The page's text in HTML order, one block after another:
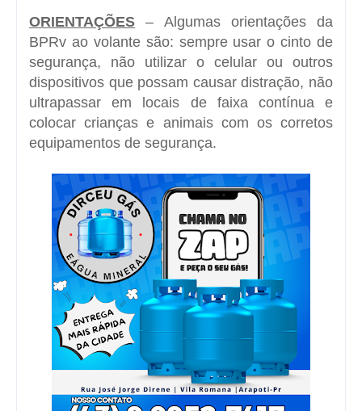
ORIENTAÇÕES – Algumas orientações da
BPRv ao volante são: sempre usar o cinto de
segurança, não utilizar o celular ou outros
dispositivos que possam causar distração, não
ultrapassar em locais de faixa contínua e
colocar crianças e animais com os corretos
equipamentos de segurança.